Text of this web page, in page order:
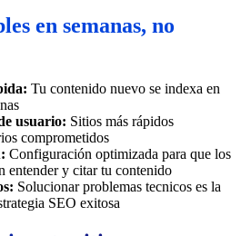
en semanas, no
Tu contenido nuevo se indexa en
usuario: Sitios más rápidos
comprometidos
Configuración optimizada para que los
entender y citar tu contenido
Solucionar problemas tecnicos es la
SEO exitosa